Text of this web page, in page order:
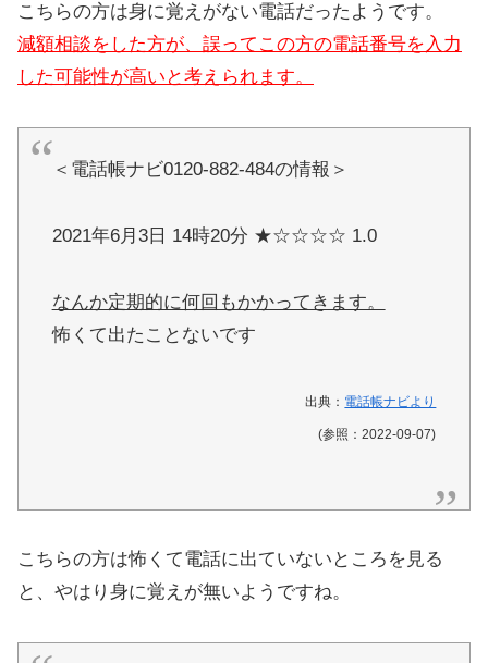
こちらの方は身に覚えがない電話だったようです。
減額相談をした方が、誤ってこの方の電話番号を入力
した可能性が高いと考えられます。
＜電話帳ナビ0120-882-484の情報＞
2021年6月3日 14時20分 ★☆☆☆☆ 1.0
なんか定期的に何回もかかってきます。
怖くて出たことないです
出典： 電話帳ナビより
(参照：2022-09-07)
こちらの方は怖くて電話に出ていないところを見る
と、やはり身に覚えが無いようですね。